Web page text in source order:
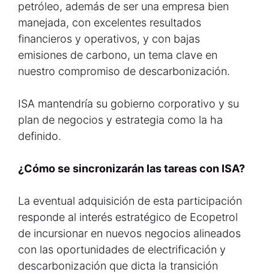
petróleo, además de ser una empresa bien
manejada, con excelentes resultados
financieros y operativos, y con bajas
emisiones de carbono, un tema clave en
nuestro compromiso de descarbonización.
ISA mantendría su gobierno corporativo y su
plan de negocios y estrategia como la ha
definido.
¿Cómo se sincronizarán las tareas con ISA?
La eventual adquisición de esta participación
responde al interés estratégico de Ecopetrol
de incursionar en nuevos negocios alineados
con las oportunidades de electrificación y
descarbonización que dicta la transición